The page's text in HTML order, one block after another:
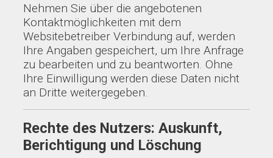
Nehmen Sie über die angebotenen
Kontaktmöglichkeiten mit dem
Websitebetreiber Verbindung auf, werden
Ihre Angaben gespeichert, um Ihre Anfrage
zu bearbeiten und zu beantworten. Ohne
Ihre Einwilligung werden diese Daten nicht
an Dritte weitergegeben.
Rechte des Nutzers: Auskunft,
Berichtigung und Löschung